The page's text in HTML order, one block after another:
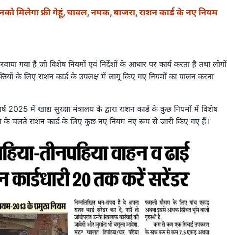
मिलेगा फ्री गेहूं, चावल, नमक, बाजरा, राशन कार्ड के नए नियम
गया है जो विशेष नियमों एवं निर्देशों के आधार पर कार्य करता है तथा लोगों
के लिए राशन कार्ड के उपलक्ष में लागू किए गए नियमों का पालन करना
में खाद्य सुरक्षा मंत्रालय के द्वारा राशन कार्ड के कुछ नियमों में विशेष
चलते राशन कार्ड के लिए कुछ नए नियम नए रूप से जारी किए गए हैं।